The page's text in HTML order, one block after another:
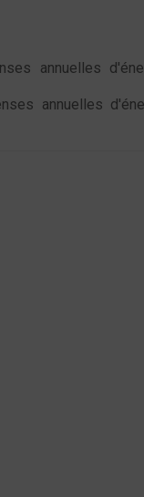
annuelles
annuelles